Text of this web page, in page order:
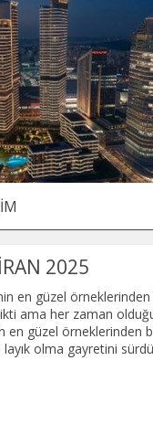
2025
en güzel
ama her zaman
en güzel örneklerinden